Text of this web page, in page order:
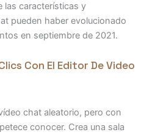
las características y
pueden haber evolucionado
en septiembre de 2021.
Con El Editor De Video
chat aleatorio, pero con
conocer. Crea una sala